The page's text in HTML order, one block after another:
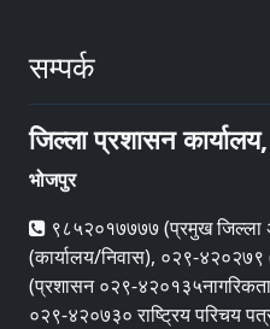
सम्पर्क
जिल्ला प्रशासन
भोजपुर
९८५२०१७७७७ (प्रमुख जिल्ला
(कार्यालय/निवास), ०२९-
(प्रशासन ०२९-
०२९-४२०७३० राष्ट्रिय परिचय